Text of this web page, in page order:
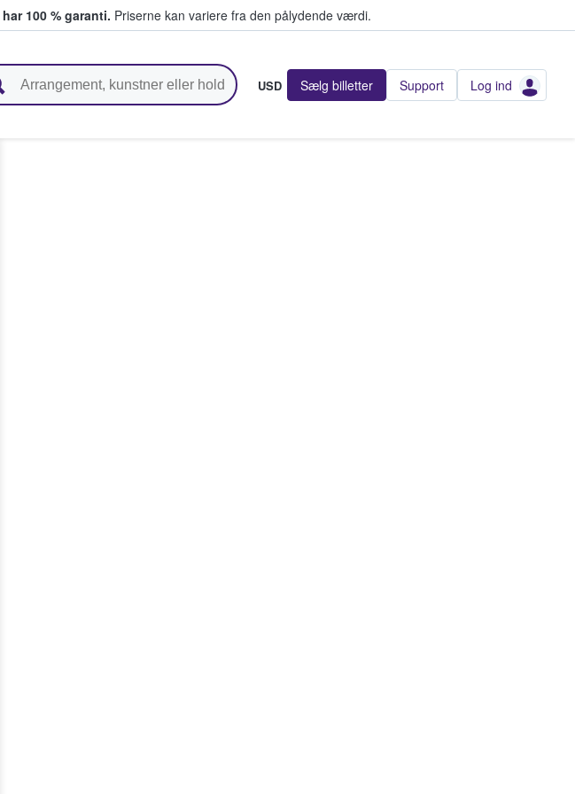
100 % garanti. Priserne kan variere fra den pålydende værdi.
USD Sælg billetter Support Log ind